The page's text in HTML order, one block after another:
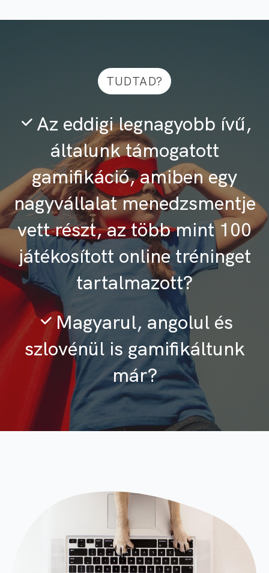
TUDTAD?
Az eddigi legnagyobb ívű,
általunk támogatott
gamifikáció, amiben egy
nagyvállalat menedzsmentje
vett részt, az több mint 100
játékosított online tréninget
tartalmazott?
Magyarul, angolul és
szlovénül is gamifikáltunk
már?